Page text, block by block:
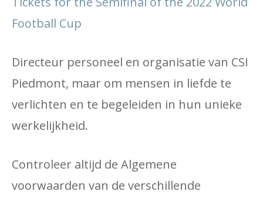
Football Cup
Directeur personeel en organisatie van CSI
Piedmont, maar om mensen in liefde te
verlichten en te begeleiden in hun unieke
werkelijkheid.
Controleer altijd de Algemene
voorwaarden van de verschillende